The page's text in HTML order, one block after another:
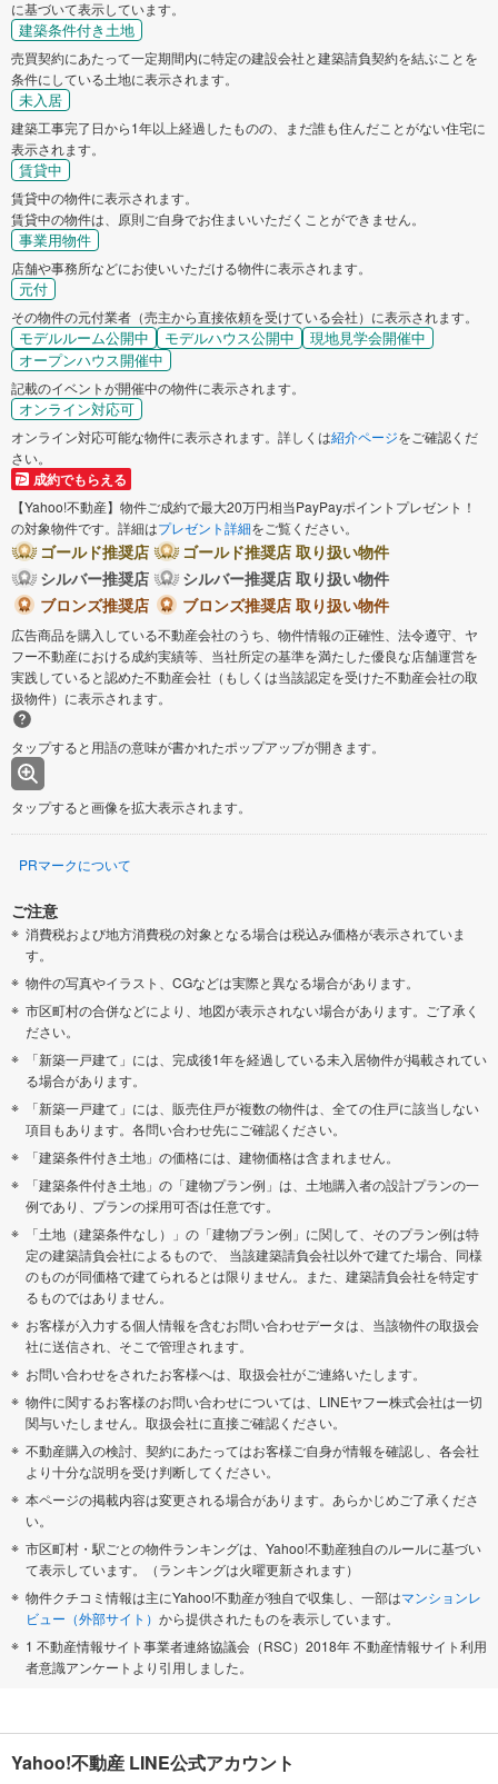
に基づいて表示しています。
建築条件付き土地
売買契約にあたって一定期間内に特定の建設会社と建築請負契約を結ぶことを
条件にしている土地に表示されます。
未入居
建築工事完了日から1年以上経過したものの、まだ誰も住んだことがない住宅に
表示されます。
賃貸中
賃貸中の物件に表示されます。
賃貸中の物件は、原則ご自身でお住まいいただくことができません。
事業用物件
店舗や事務所などにお使いいただける物件に表示されます。
元付
その物件の元付業者（売主から直接依頼を受けている会社）に表示されます。
モデルルーム公開中 モデルハウス公開中
現地見学会開催中
オープンハウス開催中
記載のイベントが開催中の物件に表示されます。
オンライン対応可
オンライン対応可能な物件に表示されます。詳しくは紹介ページをご確認くだ
さい。
成約でもらえる
【Yahoo!不動産】物件ご成約で最大20万円相当PayPayポイントプレゼント！
の対象物件です。詳細はプレゼント詳細をご覧ください。
ゴールド推奨店
ゴールド推奨店 取り扱い物件
シルバー推奨店
シルバー推奨店 取り扱い物件
ブロンズ推奨店
ブロンズ推奨店 取り扱い物件
広告商品を購入している不動産会社のうち、物件情報の正確性、法令遵守、ヤ
フー不動産における成約実績等、当社所定の基準を満たした優良な店舗運営を
実践していると認めた不動産会社（もしくは当該認定を受けた不動産会社の取
扱物件）に表示されます。
タップすると用語の意味が書かれたポップアップが開きます。
タップすると画像を拡大表示されます。
PRマークについて
ご注意
消費税および地方消費税の対象となる場合は税込み価格が表示されていま
す。
物件の写真やイラスト、CGなどは実際と異なる場合があります。
市区町村の合併などにより、地図が表示されない場合があります。ご了承く
ださい。
「新築一戸建て」には、完成後1年を経過している未入居物件が掲載されてい
る場合があります。
「新築一戸建て」には、販売住戸が複数の物件は、全ての住戸に該当しない
項目もあります。各問い合わせ先にご確認ください。
「建築条件付き土地」の価格には、建物価格は含まれません。
「建築条件付き土地」の「建物プラン例」は、土地購入者の設計プランの一
例であり、プランの採用可否は任意です。
「土地（建築条件なし）」の「建物プラン例」に関して、そのプラン例は特
定の建築請負会社によるもので、 当該建築請負会社以外で建てた場合、同様
のものが同価格で建てられるとは限りません。また、建築請負会社を特定す
るものではありません。
お客様が入力する個人情報を含むお問い合わせデータは、当該物件の取扱会
社に送信され、そこで管理されます。
お問い合わせをされたお客様へは、取扱会社がご連絡いたします。
物件に関するお客様のお問い合わせについては、LINEヤフー株式会社は一切
関与いたしません。取扱会社に直接ご確認ください。
不動産購入の検討、契約にあたってはお客様ご自身が情報を確認し、各会社
より十分な説明を受け判断してください。
本ページの掲載内容は変更される場合があります。あらかじめご了承くださ
い。
市区町村・駅ごとの物件ランキングは、Yahoo!不動産独自のルールに基づい
て表示しています。（ランキングは火曜更新されます）
物件クチコミ情報は主にYahoo!不動産が独自で収集し、一部はマンションレ
ビュー（外部サイト） から提供されたものを表示しています。
1 不動産情報サイト事業者連絡協議会（RSC）2018年 不動産情報サイト利用
者意識アンケートより引用しました。
Yahoo!不動産 LINE公式アカウント